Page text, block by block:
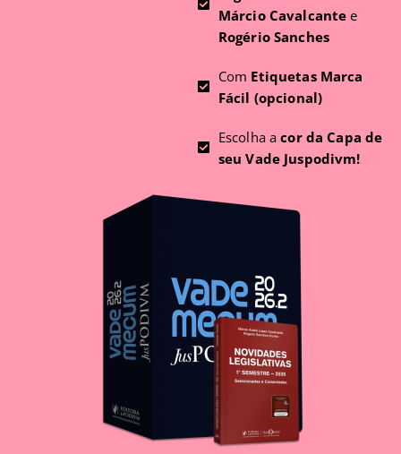
Márcio Cavalcante e
Rogério Sanches
Com Etiquetas Marca
Fácil (opcional)
Escolha acor da Capa de
seu Vade Juspodivm!